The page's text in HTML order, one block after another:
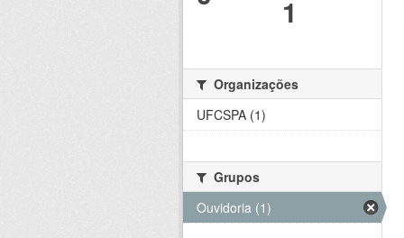
1
Organizações
UFCSPA (1)
Grupos
Ouvidoria (1)